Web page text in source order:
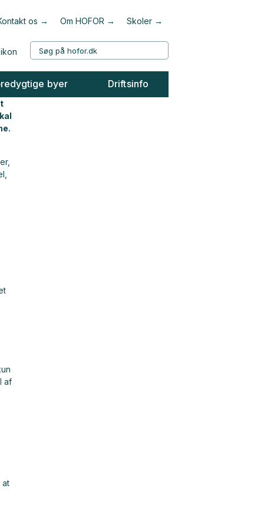
os Om HOFOR Skoler
byer Driftsinfo
af
at